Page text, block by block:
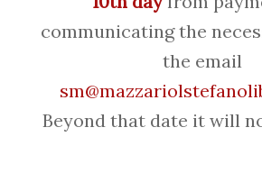
communicating the
the email
Beyond that date it will